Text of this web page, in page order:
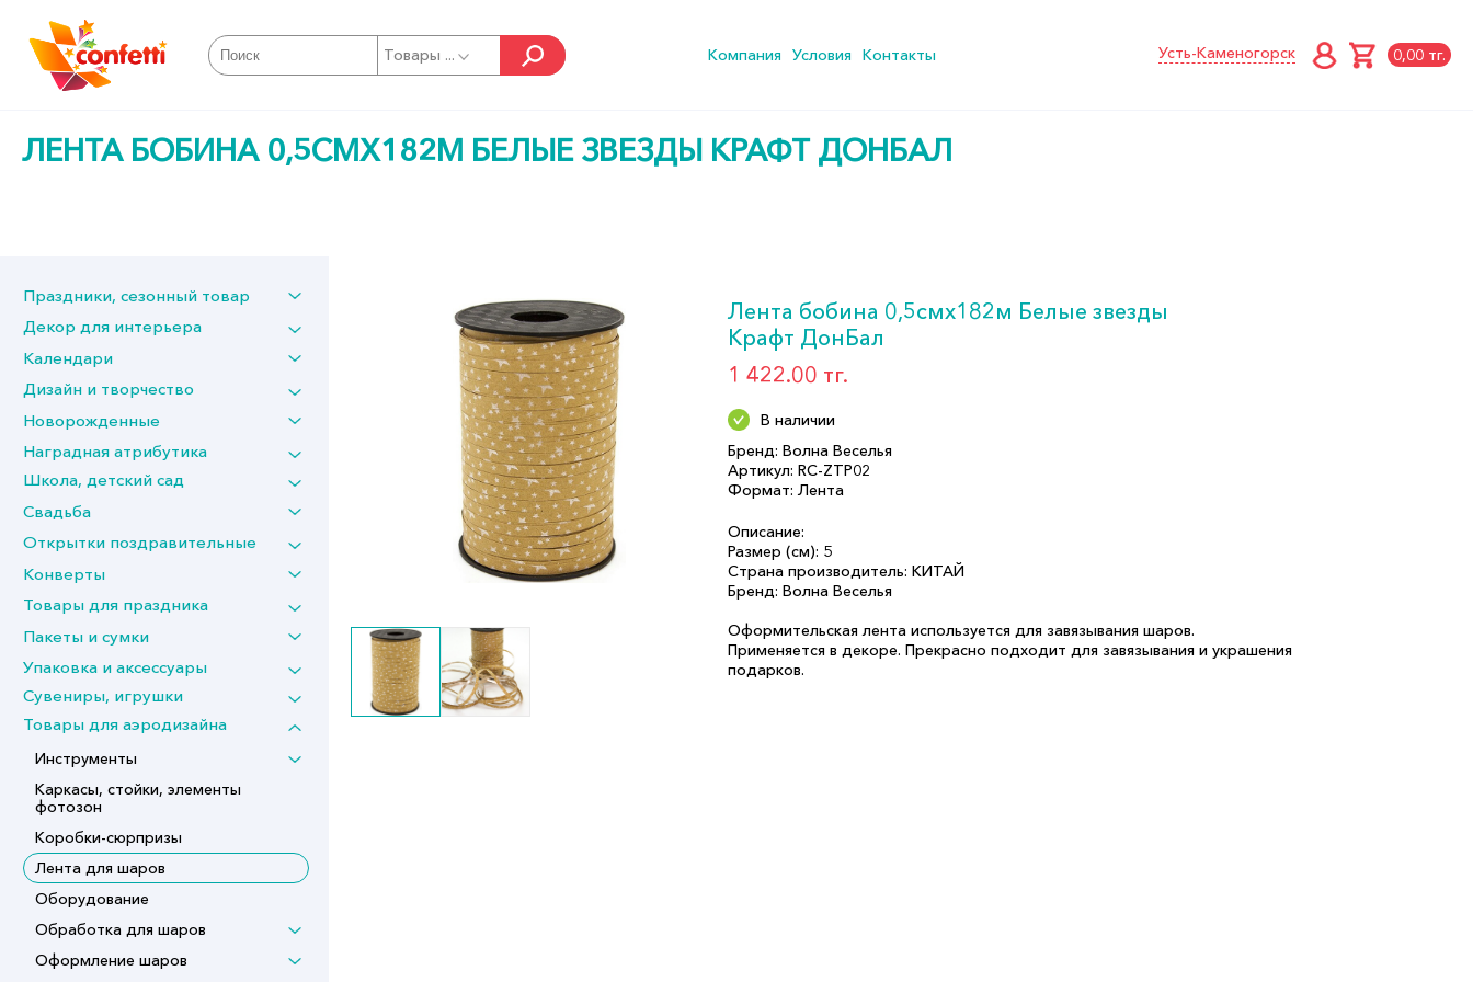
Товары ... Компания Условия Контакты Усть-Каменогорск 0,00 тг.
ЛЕНТА БОБИНА 0,5СМХ182М БЕЛЫЕ ЗВЕЗДЫ КРАФТ ДОНБАЛ
Праздники, сезонный товар
Декор для интерьера
Календари
Дизайн и творчество
Новорожденные
Наградная атрибутика
Школа, детский сад
Свадьба
Открытки поздравительные
Конверты
Товары для праздника
Пакеты и сумки
Упаковка и аксессуары
Сувениры, игрушки
Товары для аэродизайна
Инструменты
Каркасы, стойки, элементы
фотозон
Коробки-сюрпризы
Лента для шаров
Оборудование
Обработка для шаров
Оформление шаров
Лента бобина 0,5смх182м Белые звезды
Крафт ДонБал
1 422.00 тг.
В наличии
Бренд: Волна Веселья
Артикул: RC-ZTP02
Формат: Лента
Описание:
Размер (см): 5
Страна производитель: КИТАЙ
Бренд: Волна Веселья
Оформительская лента используется для завязывания шаров.
Применяется в декоре. Прекрасно подходит для завязывания и украшения
подарков.